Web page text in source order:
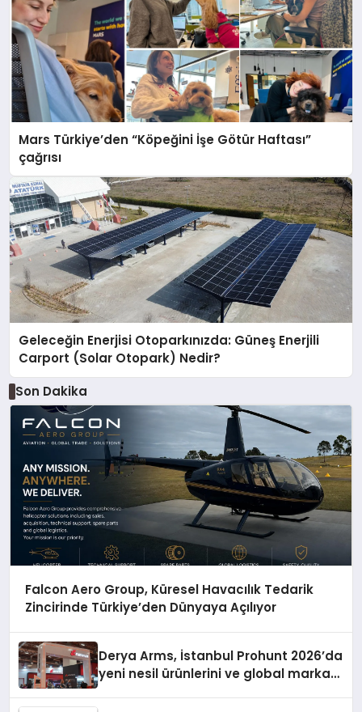
Mars Türkiye’den “Köpeğini İşe Götür Haftası”
çağrısı
Geleceğin Enerjisi Otoparkınızda: Güneş Enerjili
Carport (Solar Otopark) Nedir?
Son Dakika
Falcon Aero Group, Küresel Havacılık Tedarik
Zincirinde Türkiye’den Dünyaya Açılıyor
Derya Arms, İstanbul Prohunt 2026’da
yeni nesil ürünlerini ve global marka